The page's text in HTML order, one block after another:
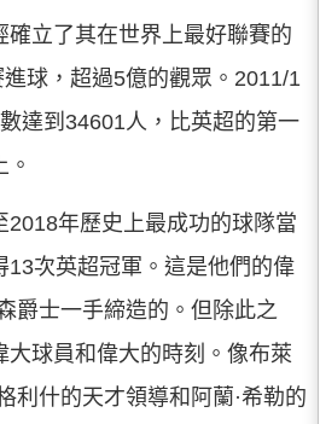
確立了其在世界上最好聯賽的
球，超過5億的觀眾。2011/1
達到34601人，比英超的第一
2018年歷史上最成功的球隊當
13次英超冠軍。這是他們的偉
爵士一手締造的。但除此之
大球員和偉大的時刻。像布萊
利什的天才領導和阿蘭·希勒的